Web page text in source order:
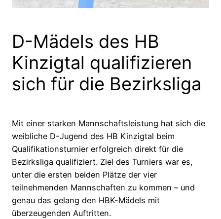
D-Mädels des HB
Kinzigtal qualifizieren
sich für die Bezirksliga
Mit einer starken Mannschaftsleistung hat sich die
weibliche D-Jugend des HB Kinzigtal beim
Qualifikationsturnier erfolgreich direkt für die
Bezirksliga qualifiziert. Ziel des Turniers war es,
unter die ersten beiden Plätze der vier
teilnehmenden Mannschaften zu kommen – und
genau das gelang den HBK-Mädels mit
überzeugenden Auftritten.